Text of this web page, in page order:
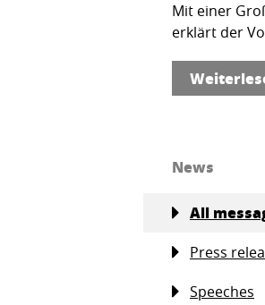
Mit einer
erklärt der
News
All
Press
Speeches